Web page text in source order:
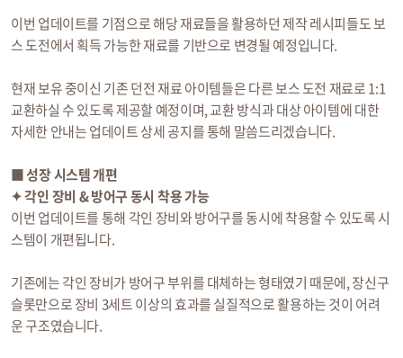
이번 업데이트를 기점으로 해당 재료들을 활용하던 제작 레시피들도 보
스 도전에서 획득 가능한 재료를 기반으로 변경될 예정입니다.
현재 보유 중이신 기존 던전 재료 아이템들은 다른 보스 도전 재료로 1:1
교환하실 수 있도록 제공할 예정이며, 교환 방식과 대상 아이템에 대한
자세한 안내는 업데이트 상세 공지를 통해 말씀드리겠습니다.
■ 성장 시스템 개편
✦ 각인 장비 & 방어구 동시 착용 가능
이번 업데이트를 통해 각인 장비와 방어구를 동시에 착용할 수 있도록 시
스템이 개편됩니다.
기존에는 각인 장비가 방어구 부위를 대체하는 형태였기 때문에, 장신구
슬롯만으로 장비 3세트 이상의 효과를 실질적으로 활용하는 것이 어려
운 구조였습니다.